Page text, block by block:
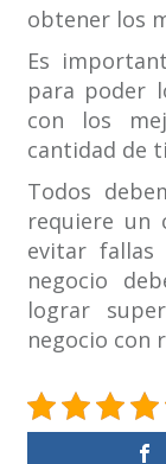
obtener los
Es
para poder
con los
cantidad de
Todos
requiere un
evitar fallas
negocio
lograr
negocio con